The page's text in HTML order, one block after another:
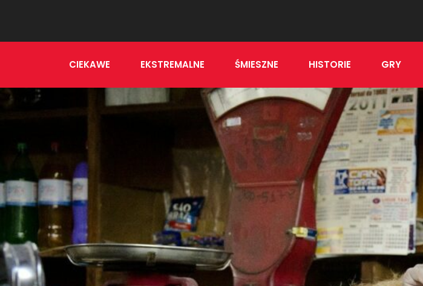
CIEKAWE EKSTREMALNE ŚMIESZNE HISTORIE GRY